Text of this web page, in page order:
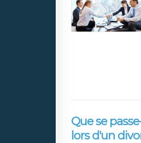
Que se
lors d'un